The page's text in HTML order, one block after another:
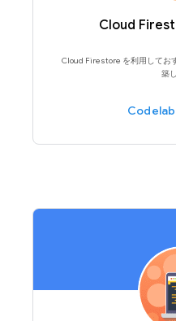
Cloud
Cloud Firestore を利用してお
築
Codelab